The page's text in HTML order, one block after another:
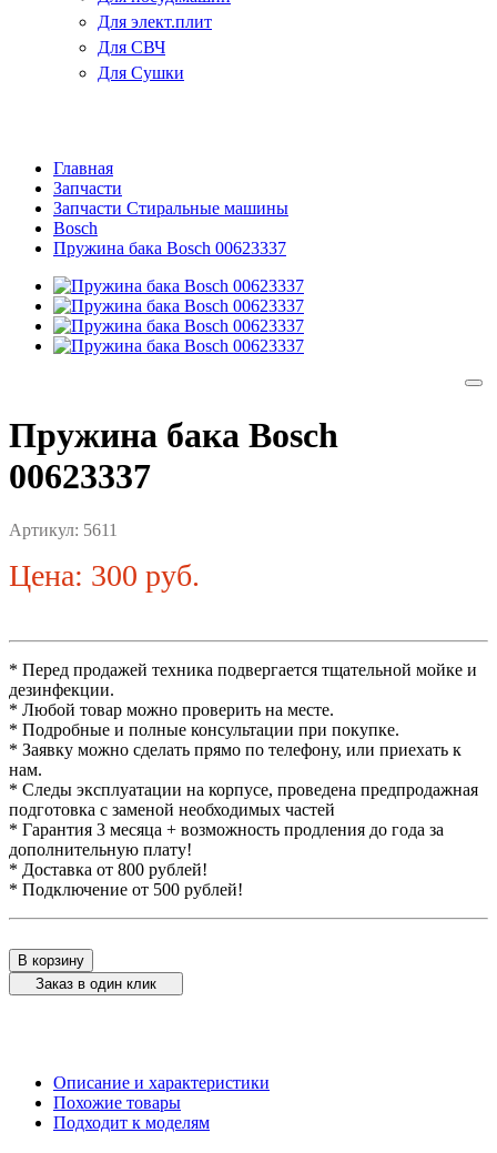
Для элект.плит
Для СВЧ
Для Сушки
Главная
Запчасти
Запчасти Стиральные машины
Bosch
Пружина бака Bosch 00623337
Пружина бака Bosch
00623337
Артикул: 5611
Цена: 300 руб.
* Перед продажей техника подвергается тщательной мойке и
дезинфекции.
* Любой товар можно проверить на месте.
* Подробные и полные консультации при покупке.
* Заявку можно сделать прямо по телефону, или приехать к
нам.
* Следы эксплуатации на корпусе, проведена предпродажная
подготовка с заменой необходимых частей
* Гарантия 3 месяца + возможность продления до года за
дополнительную плату!
* Доставка от 800 рублей!
* Подключение от 500 рублей!
В корзину
Заказ в один клик
Описание и характеристики
Похожие товары
Подходит к моделям